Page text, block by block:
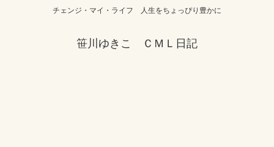
チェンジ・マイ・ライフ 人生をちょっぴり豊かに
笹川ゆきこ ＣＭＬ日記